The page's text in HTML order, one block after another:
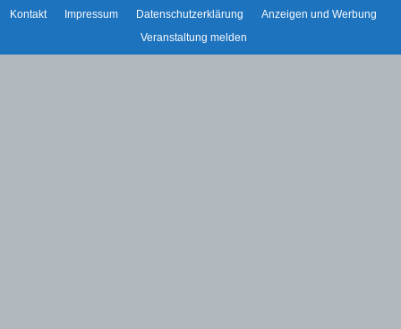
Kontakt Impressum Datenschutzerklärung
Anzeigen und Werbung
Veranstaltung melden